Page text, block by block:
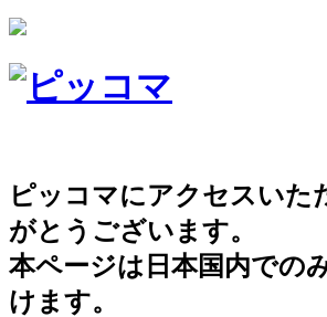
ピッコマにアクセスいた
がとうございます。
本ページは日本国内での
けます。